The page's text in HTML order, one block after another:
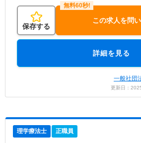
保存する
この求人を問
詳細を見る
一般社団
更新日：
理学療法士 正職員